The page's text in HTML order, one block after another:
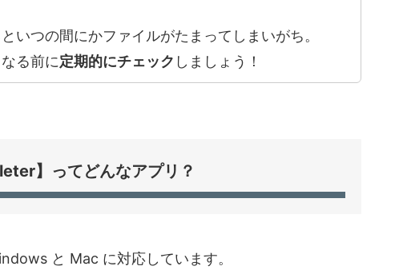
いつの間にかファイルがたまってしまいがち。
る前に定期的にチェック しましょう！
】ってどんなアプリ？
と Mac に対応しています。